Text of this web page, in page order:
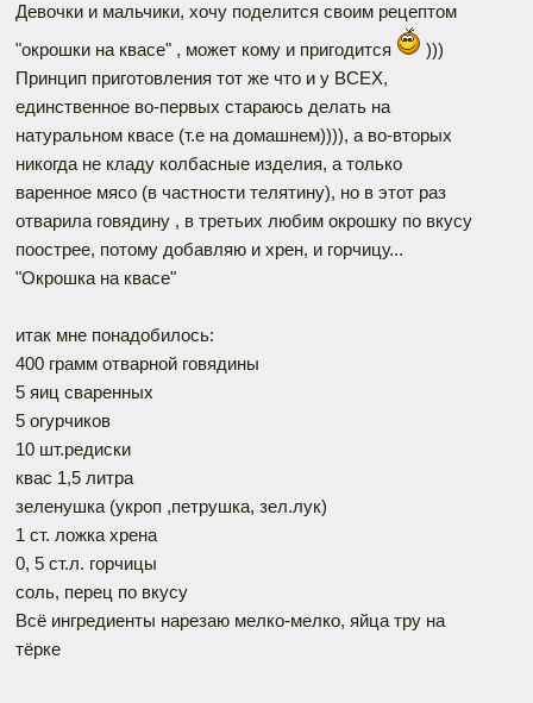
Девочки и мальчики, хочу поделится своим рецептом
"окрошки на квасе" , может кому и пригодится
)))
Принцип приготовления тот же что и у ВСЕХ,
единственное во-первых стараюсь делать на
натуральном квасе (т.е на домашнем)))), а во-вторых
никогда не кладу колбасные изделия, а только
варенное мясо (в частности телятину), но в этот раз
отварила говядину , в третьих любим окрошку по вкусу
поострее, потому добавляю и хрен, и горчицу...
"Окрошка на квасе"
итак мне понадобилось:
400 грамм отварной говядины
5 яиц сваренных
5 огурчиков
10 шт.редиски
квас 1,5 литра
зеленушка (укроп ,петрушка, зел.лук)
1 ст. ложка хрена
0, 5 ст.л. горчицы
соль, перец по вкусу
Всё ингредиенты нарезаю мелко-мелко, яйца тру на
тёрке